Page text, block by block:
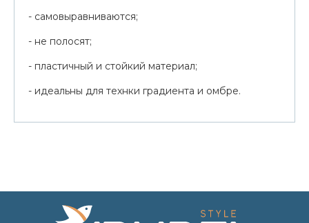
- самовыравниваются;
- не полосят;
- пластичный и стойкий материал;
- идеальны для технки градиента и омбре.